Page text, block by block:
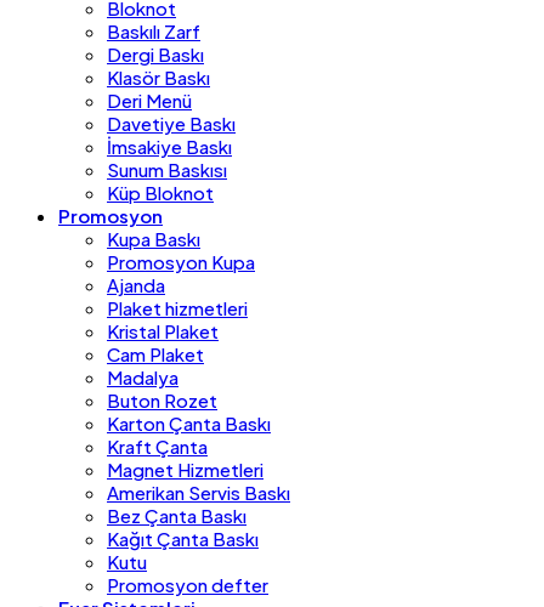
Bloknot
Baskılı Zarf
Dergi Baskı
Klasör Baskı
Deri Menü
Davetiye Baskı
İmsakiye Baskı
Sunum Baskısı
Küp Bloknot
Promosyon
Kupa Baskı
Promosyon Kupa
Ajanda
Plaket hizmetleri
Kristal Plaket
Cam Plaket
Madalya
Buton Rozet
Karton Çanta Baskı
Kraft Çanta
Magnet Hizmetleri
Amerikan Servis Baskı
Bez Çanta Baskı
Kağıt Çanta Baskı
Kutu
Promosyon defter